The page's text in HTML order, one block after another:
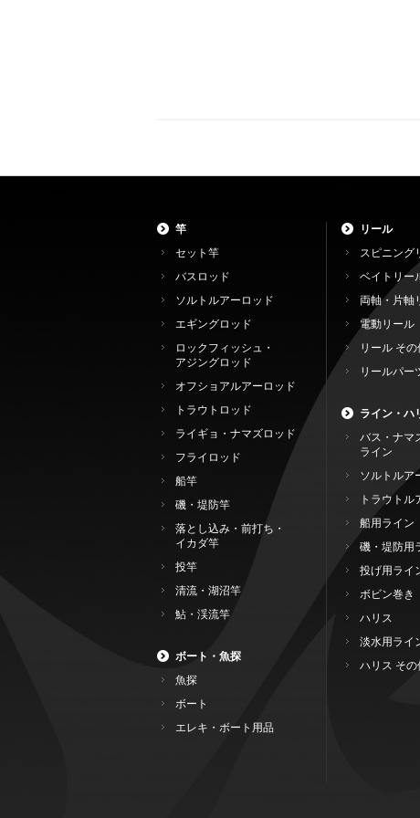
竿
セット竿
バスロッド
ソルトルアーロッド
エギングロッド
ロックフィッシュ・
アジングロッド
オフショアルアーロッド
トラウトロッド
ライギョ・ナマズロッド
フライロッド
船竿
磯・堤防竿
落とし込み・前打ち・
イカダ竿
投竿
清流・湖沼竿
鮎・渓流竿
ボート・魚探
魚探
ボート
エレキ・ボート用品
リール
スピニング
ベイトリー
両軸・片軸
電動リール
リール その
リールパー
ライン・ハ
バス・ナマ
ライン
ソルトルア
トラウトル
船用ライン
磯・堤防用
投げ用ライ
ボビン巻き
ハリス
淡水用ライ
ハリス その